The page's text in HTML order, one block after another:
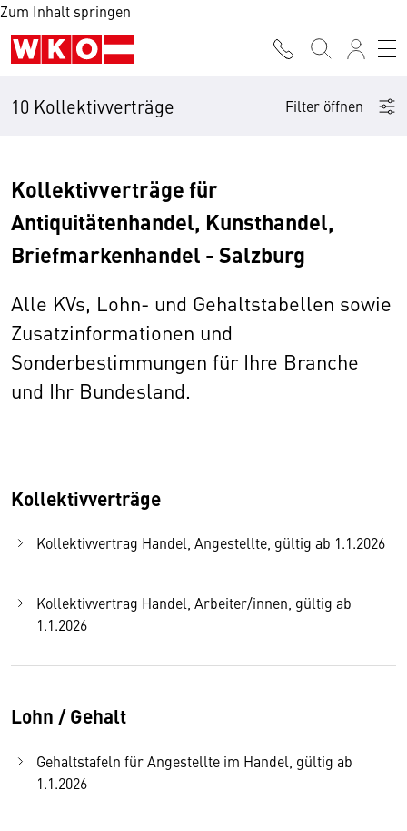
Zum Inhalt springen
10 Kollektivverträge Filter öffnen
Kollektivverträge für
Antiquitätenhandel, Kunsthandel,
Briefmarkenhandel - Salzburg
Alle KVs, Lohn- und Gehaltstabellen sowie
Zusatzinformationen und
Sonderbestimmungen für Ihre Branche
und Ihr Bundesland.
Kollektivverträge
Kollektivvertrag Handel, Angestellte, gültig ab 1.1.2026
Kollektivvertrag Handel, Arbeiter/innen, gültig ab
1.1.2026
Lohn / Gehalt
Gehaltstafeln für Angestellte im Handel, gültig ab
1.1.2026